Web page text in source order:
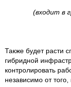
(входит в
Также будет расти
гибридной
контролировать
независимо от